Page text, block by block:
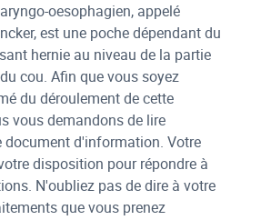
oesophagien, appelé
est une poche dépendant du
hernie au niveau de la partie
cou. Afin que vous soyez
du déroulement de cette
vous demandons de lire
document d'information. Votre
disposition pour répondre à
N'oubliez pas de dire à votre
que vous prenez